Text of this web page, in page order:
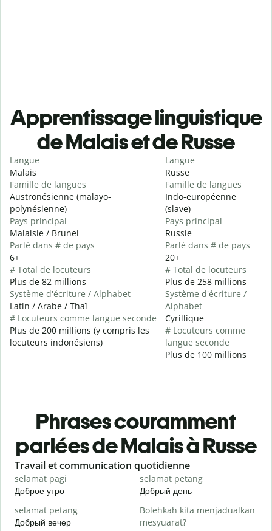
Apprentissage linguistique
de Malais et de Russe
Langue
Malais
Famille de langues
Austronésienne (malayo-
polynésienne)
Pays principal
Malaisie / Brunei
Parlé dans # de pays
6+
# Total de locuteurs
Plus de 82 millions
Système d'écriture / Alphabet
Latin / Arabe / Thaï
# Locuteurs comme langue seconde
Plus de 200 millions (y compris les
locuteurs indonésiens)
Langue
Russe
Famille de langues
Indo-européenne
(slave)
Pays principal
Russie
Parlé dans # de pays
20+
# Total de locuteurs
Plus de 258 millions
Système d'écriture /
Alphabet
Cyrillique
# Locuteurs comme
langue seconde
Plus de 100 millions
Phrases couramment
parlées de Malais à Russe
Slide 1 of 6
Travail et communication quotidienne
selamat pagi
Доброе утро
selamat petang
Добрый день
selamat petang
Добрый вечер
Bolehkah kita menjadualkan
mesyuarat?